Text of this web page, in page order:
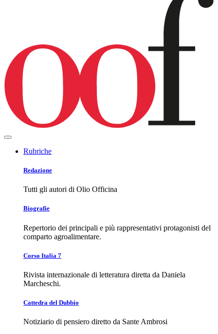
Rubriche
Redazione
Tutti gli autori di Olio Officina
Biografie
Repertorio dei principali e più rappresentativi protagonisti del
comparto agroalimentare.
Corso Italia 7
Rivista internazionale di letteratura diretta da Daniela
Marcheschi.
Cattedra del Dubbio
Notiziario di pensiero diretto da Sante Ambrosi